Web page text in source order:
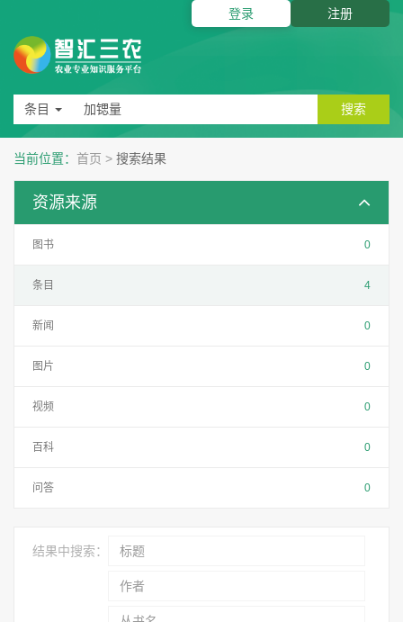
登录 注册
条目 搜索
当前位置： 首页 > 搜索结果
资源来源
0
图书
4
条目
0
新闻
0
图片
0
视频
0
百科
0
问答
结果中搜索：